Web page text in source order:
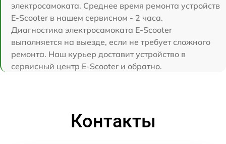
электросамоката. Среднее время ремонта устройств
E-Scooter в нашем сервисном - 2 часа.
Диагностика электросамоката E-Scooter
выполняется на выезде, если не требует сложного
ремонта. Наш курьер доставит устройство в
сервисный центр E-Scooter и обратно.
Контакты